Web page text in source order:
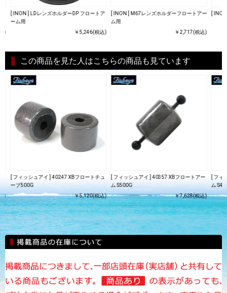
)
[ INON ] LDレンズホルダーDP フロートア
ーム用
￥5,246(税込)
[ INON ] M67レンズホルダーフロートアー
ム用
￥2,717(税込)
[
この商品を見た人はこちらの商品も見ています
)
[ フィッシュアイ ] 40247 XBフロートチュ
ーブ500G
￥5,120(税込)
[ フィッシュアイ ] 40357 XBフロートアー
ム S500G
￥7,628(税込)
[ フ
ム